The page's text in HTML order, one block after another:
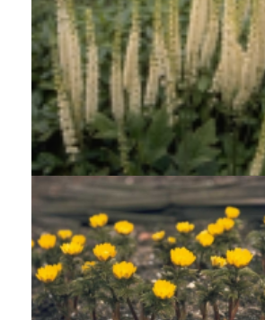
Zwarte zilverkaars
Cimicifuga racemosa